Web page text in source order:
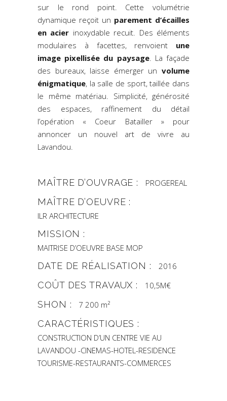
sur le rond point. Cette volumétrie
dynamique reçoit un parement d’écailles
en acier inoxydable recuit. Des éléments
modulaires à facettes, renvoient une
image pixellisée du paysage. La façade
des bureaux, laisse émerger un volume
énigmatique, la salle de sport, taillée dans
le même matériau. Simplicité, générosité
des espaces, raffinement du détail
l’opération « Coeur Batailler » pour
annoncer un nouvel art de vivre au
Lavandou.
MAÎTRE D’OUVRAGE : PROGEREAL
MAÎTRE D’OEUVRE :
ILR ARCHITECTURE
MISSION :
MAITRISE D’OEUVRE BASE MOP
DATE DE RÉALISATION : 2016
COÛT DES TRAVAUX : 10,5M€
SHON : 7 200 m²
CARACTÉRISTIQUES :
CONSTRUCTION D’UN CENTRE VIE AU
LAVANDOU -CINEMAS-HOTEL-RESIDENCE
TOURISME-RESTAURANTS-COMMERCES